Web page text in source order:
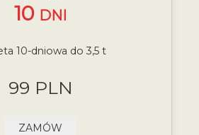
10 DNI
10-dniowa do 3,5 t
99 PLN
ZAMÓW